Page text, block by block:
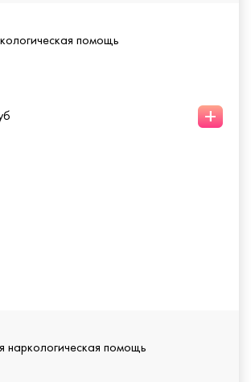
помощь
+
наркологическая помощь